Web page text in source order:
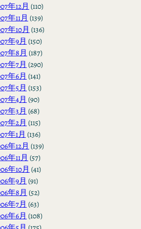
年12月 (110)
年11月 (139)
年10月 (136)
年9月 (150)
年8月 (187)
年7月 (290)
年6月 (141)
年5月 (153)
年4月 (90)
年3月 (68)
年2月 (115)
年1月 (136)
年12月 (139)
年11月 (57)
年10月 (41)
年9月 (91)
年8月 (52)
年7月 (63)
年6月 (108)